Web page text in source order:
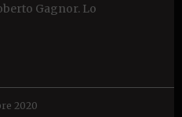
Gagnor. Lo
2020